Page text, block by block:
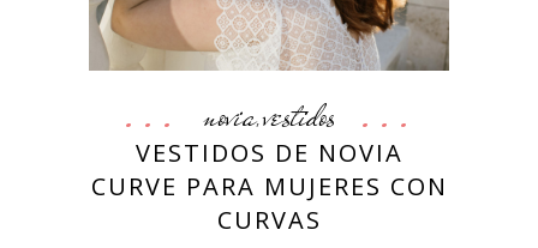
novia,vestidos
VESTIDOS DE NOVIA
CURVE PARA MUJERES CON
CURVAS